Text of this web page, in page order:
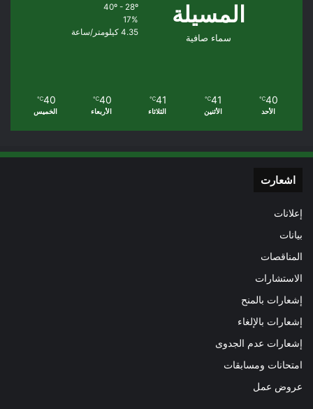
المسيلة
سماء صافية
40º - 28º
17%
4.35 كيلومتر/ساعة
40
℃
الأحد
41
℃
الأثنين
41
℃
الثلاثاء
40
℃
الأربعاء
40
℃
الخميس
اشعارت
إعلانات
بيانات
المناقصات
الاستشارات
إشعارات بالمنح
إشعارات بالإلغاء
إشعارات عدم الجدوى
امتحانات ومسابقات
عروض عمل